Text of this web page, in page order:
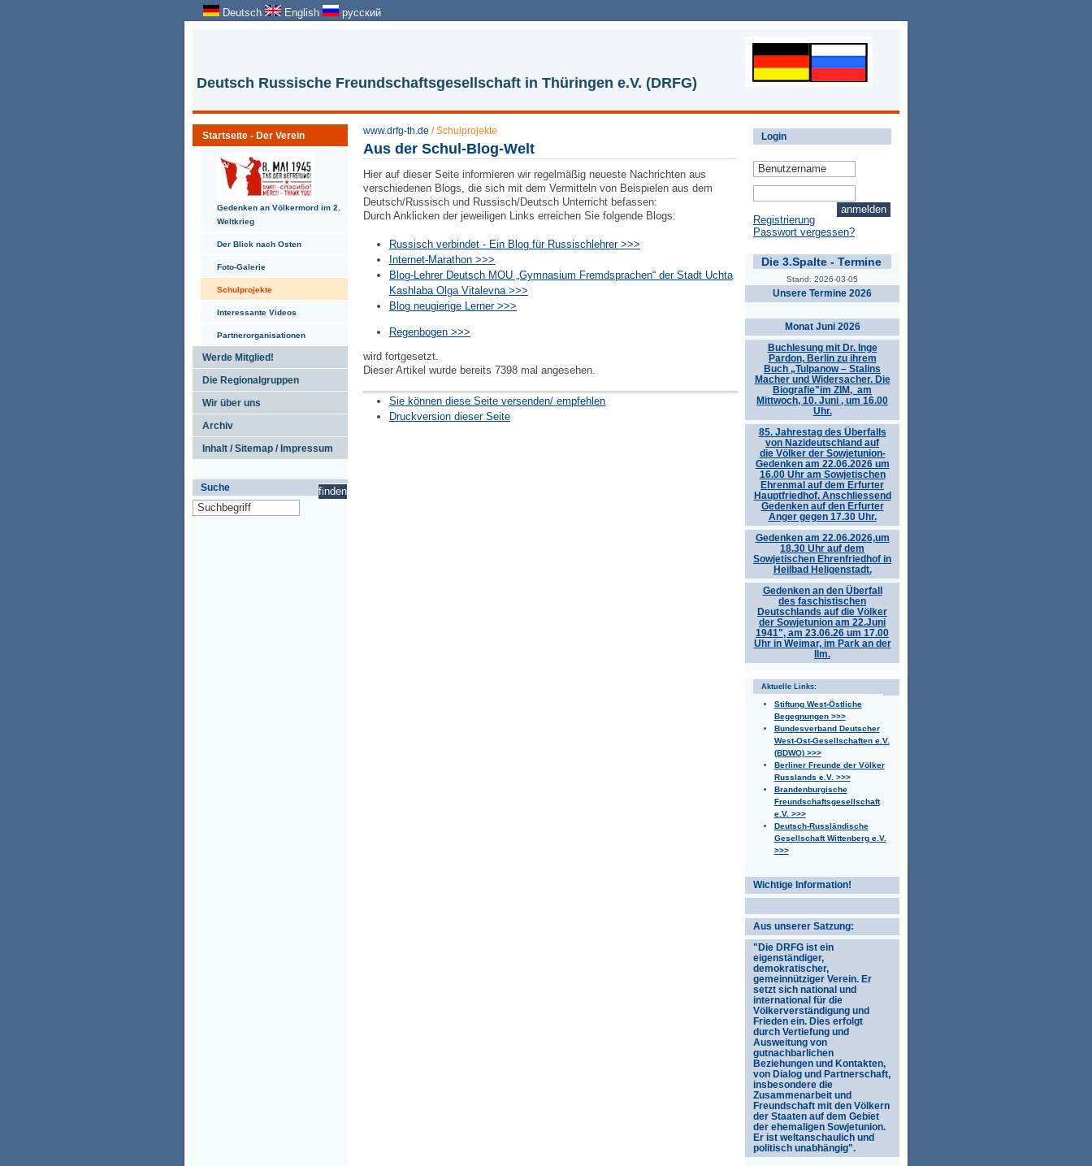
Deutsch English русский
Deutsch Russische Freundschaftsgesellschaft in Thüringen e.V. (DRFG)
Startseite - Der Verein
Gedenken an Völkermord im 2.
Weltkrieg
Der Blick nach Osten
Foto-Galerie
Schulprojekte
Interessante Videos
Partnerorganisationen
Werde Mitglied!
Die Regionalgruppen
Wir über uns
Archiv
Inhalt / Sitemap / Impressum
Suche
Login
Registrierung
Passwort vergessen?
Die 3.Spalte - Termine
Stand: 2026-03-05
Unsere Termine 2026
Monat Juni 2026
Buchlesung mit Dr. Inge
Pardon, Berlin zu ihrem
Buch „Tulpanow – Stalins
Macher und Widersacher. Die
Biografie"im ZIM, am
Mittwoch, 10. Juni , um 16.00
Uhr.
85. Jahrestag des Überfalls
von Nazideutschland auf
die Völker der Sowjetunion-
Gedenken am 22.06.2026 um
16.00 Uhr am Sowjetischen
Ehrenmal auf dem Erfurter
Hauptfriedhof. Anschliessend
Gedenken auf den Erfurter
Anger gegen 17.30 Uhr.
Gedenken am 22.06.2026,um
18.30 Uhr auf dem
Sowjetischen Ehrenfriedhof in
Heilbad Heligenstadt.
Gedenken an den Überfall
des faschistischen
Deutschlands auf die Völker
der Sowjetunion am 22.Juni
1941", am 23.06.26 um 17.00
Uhr in Weimar, im Park an der
Ilm.
Aktuelle Links:
Stiftung West-Östliche
Begegnungen >>>
Bundesverband Deutscher
West-Ost-Gesellschaften e.V.
(BDWO) >>>
Berliner Freunde der Völker
Russlands e.V. >>>
Brandenburgische
Freundschaftsgesellschaft
e.V. >>>
Deutsch-Russländische
Gesellschaft Wittenberg e.V.
>>>
Wichtige Information!
Aus unserer Satzung:
"Die DRFG ist ein
eigenständiger,
demokratischer,
gemeinnütziger Verein. Er
setzt sich national und
international für die
Völkerverständigung und
Frieden ein. Dies erfolgt
durch Vertiefung und
Ausweitung von
gutnachbarlichen
Beziehungen und Kontakten,
von Dialog und Partnerschaft,
insbesondere die
Zusammenarbeit und
Freundschaft mit den Völkern
der Staaten auf dem Gebiet
der ehemaligen Sowjetunion.
Er ist weltanschaulich und
politisch unabhängig".
www.drfg-th.de /Schulprojekte
Aus der Schul-Blog-Welt
Hier auf dieser Seite informieren wir regelmäßig neueste Nachrichten aus
verschiedenen Blogs, die sich mit dem Vermitteln von Beispielen aus dem
Deutsch/Russisch und Russisch/Deutsch Unterricht befassen:
Durch Anklicken der jeweiligen Links erreichen Sie folgende Blogs:
Russisch verbindet - Ein Blog für Russischlehrer >>>
Internet-Marathon >>>
Blog-Lehrer Deutsch MOU „Gymnasium Fremdsprachen“ der Stadt Uchta
Kashlaba Olga Vitalevna >>>
Blog neugierige Lerner >>>
Regenbogen >>>
wird fortgesetzt.
Dieser Artikel wurde bereits 7398 mal angesehen.
Sie können diese Seite versenden/ empfehlen
Druckversion dieser Seite